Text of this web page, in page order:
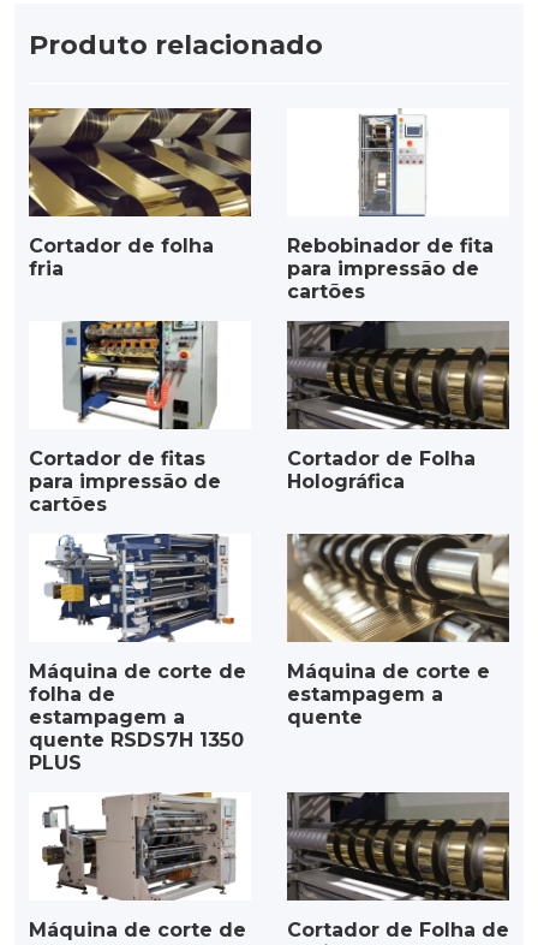
Produto relacionado
Cortador de folha
fria
Rebobinador de fita
para impressão de
cartões
Cortador de fitas
para impressão de
cartões
Cortador de Folha
Holográfica
Máquina de corte de
folha de
estampagem a
quente RSDS7H 1350
PLUS
Máquina de corte e
estampagem a
quente
Máquina de corte de
Cortador de Folha de